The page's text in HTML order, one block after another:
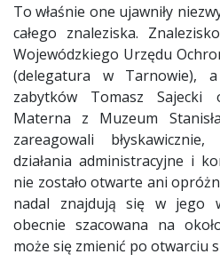
To właśnie one ujawniły
całego znaleziska.
Wojewódzkiego Urzędu
(delegatura w Tarnowie),
zabytków Tomasz Sajecki
Materna z Muzeum
zareagowali
działania administracyjne i
nie zostało otwarte ani
nadal znajdują się w jego
obecnie szacowana na
może się zmienić po otwarciu